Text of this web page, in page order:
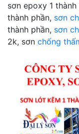
sơn epoxy 1 thành
thành phần, sơn
thành phần, sơn
2k, sơn chống